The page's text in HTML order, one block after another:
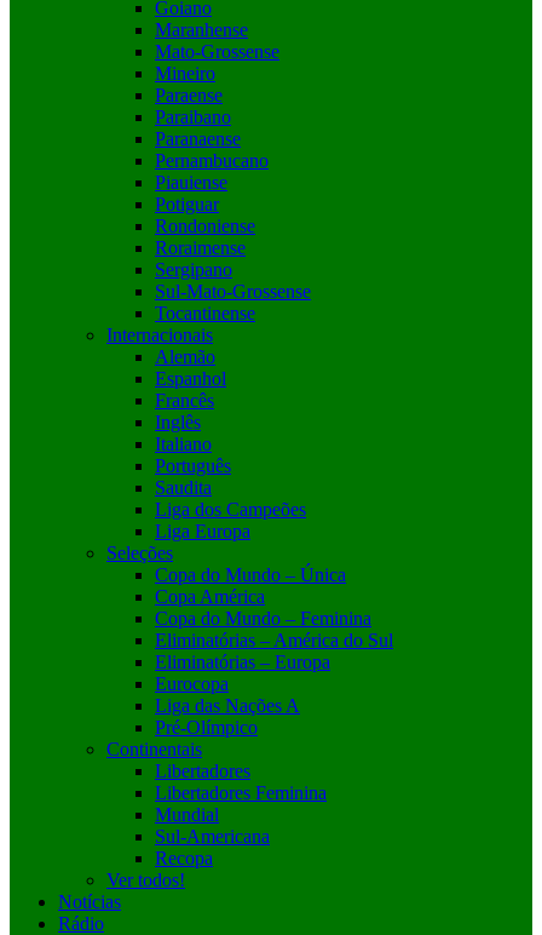
Goiano
Maranhense
Mato-Grossense
Mineiro
Paraense
Paraibano
Paranaense
Pernambucano
Piauiense
Potiguar
Rondoniense
Roraimense
Sergipano
Sul-Mato-Grossense
Tocantinense
Internacionais
Alemão
Espanhol
Francês
Inglês
Italiano
Português
Saudita
Liga dos Campeões
Liga Europa
Seleções
Copa do Mundo – Única
Copa América
Copa do Mundo – Feminina
Eliminatórias – América do Sul
Eliminatórias – Europa
Eurocopa
Liga das Nações A
Pré-Olímpico
Continentais
Libertadores
Libertadores Feminina
Mundial
Sul-Americana
Recopa
Ver todos!
Notícias
Rádio